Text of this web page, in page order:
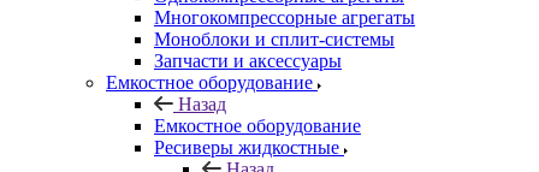
Многокомпрессорные агрегаты
Моноблоки и сплит-системы
Запчасти и аксессуары
Емкостное оборудование
Назад
Емкостное оборудование
Ресиверы жидкостные